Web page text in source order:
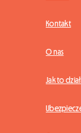
Kontakt
O nas
Jak to